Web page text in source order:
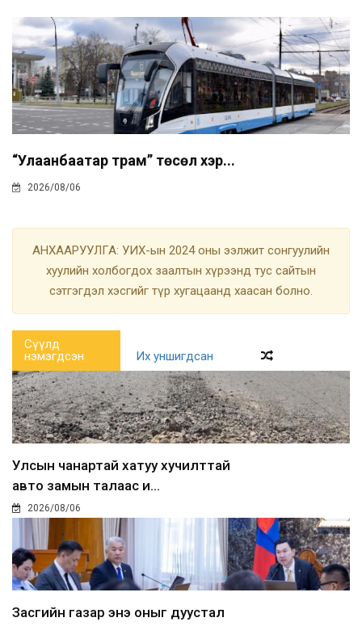
“Улаанбаатар трам” төсөл хэр...
2026/08/06
АНХААРУУЛГА: УИХ-ын 2024 оны ээлжит сонгуулийн
хуулийн холбогдох заалтын хүрээнд тус сайтын
сэтгэгдэл хэсгийг түр хугацаанд хаасан болно.
Сүүлд
нэмэгдсэн
Их уншигдсан
Улсын чанартай хатуу хучилттай
авто замын талаас и...
2026/08/06
Засгийн газар энэ оныг дуустал